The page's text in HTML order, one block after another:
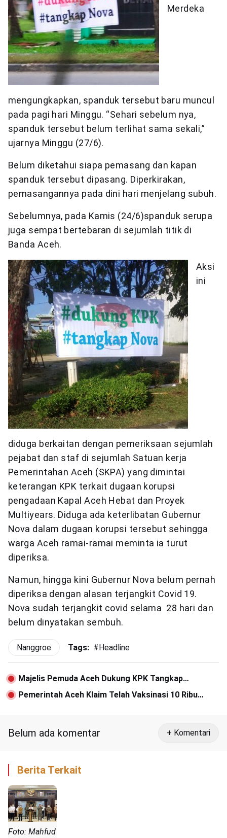
Merdeka
mengungkapkan, spanduk tersebut baru muncul
pada pagi hari Minggu. “Sehari sebelum nya,
spanduk tersebut belum terlihat sama sekali,”
ujarnya Minggu (27/6).
Belum diketahui siapa pemasang dan kapan
spanduk tersebut dipasang. Diperkirakan,
pemasangannya pada dini hari menjelang subuh.
Sebelumnya, pada Kamis (24/6)spanduk serupa
juga sempat bertebaran di sejumlah titik di
Banda Aceh.
Aksi
ini
diduga berkaitan dengan pemeriksaan sejumlah
pejabat dan staf di sejumlah Satuan kerja
Pemerintahan Aceh (SKPA) yang dimintai
keterangan KPK terkait dugaan korupsi
pengadaan Kapal Aceh Hebat dan Proyek
Multiyears. Diduga ada keterlibatan Gubernur
Nova dalam dugaan korupsi tersebut sehingga
warga Aceh ramai-ramai meminta ia turut
diperiksa.
Namun, hingga kini Gubernur Nova belum pernah
diperiksa dengan alasan terjangkit Covid 19.
Nova sudah terjangkit covid selama 28 hari dan
belum dinyatakan sembuh.
Nanggroe Tags: #Headline
Majelis Pemuda Aceh Dukung KPK Tangkap
Gubernur Nova Iriansyah
Pemerintah Aceh Klaim Telah Vaksinasi 10 Ribu
Belum ada komentar + Komentari
Berita Terkait
Foto: Mahfud